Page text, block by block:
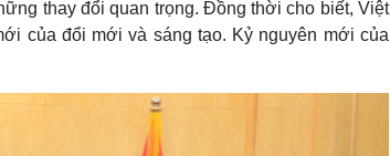
thay đổi quan trọng. Đồng thời cho biết, Việt
của đổi mới và sáng tạo. Kỷ nguyên mới của